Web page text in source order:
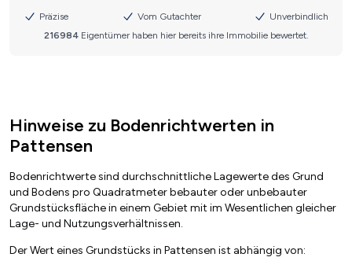
Hinweise zu Bodenrichtwerten in
Pattensen
Bodenrichtwerte sind durchschnittliche Lagewerte des Grund
und Bodens pro Quadratmeter bebauter oder unbebauter
Grundstücksfläche in einem Gebiet mit im Wesentlichen gleicher
Lage- und Nutzungsverhältnissen.
Der Wert eines Grundstücks in Pattensen ist abhängig von: